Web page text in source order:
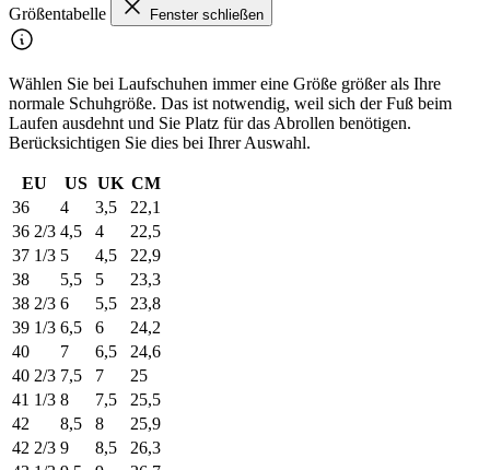
Größentabelle Fenster schließen
Wählen Sie bei Laufschuhen immer eine Größe größer als Ihre
normale Schuhgröße. Das ist notwendig, weil sich der Fuß beim
Laufen ausdehnt und Sie Platz für das Abrollen benötigen.
Berücksichtigen Sie dies bei Ihrer Auswahl.
EU US UK CM
36
4 3,5
22,1
36 2/3 4,5 4
22,5
37 1/3 5 4,5
22,9
38
5,5 5
23,3
38 2/3 6 5,5
23,8
39 1/3 6,5 6
24,2
40
7 6,5
24,6
40 2/3 7,5 7
25
41 1/3 8 7,5
25,5
42
8,5 8
25,9
42 2/3 9 8,5
26,3